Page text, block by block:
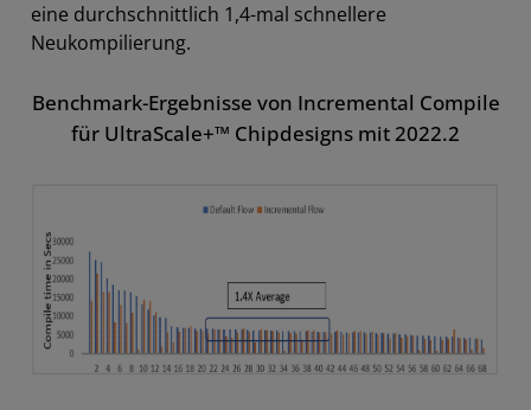
eine durchschnittlich 1,4-mal schnellere
Neukompilierung.
Benchmark-Ergebnisse von Incremental Compile
für UltraScale+™ Chipdesigns mit 2022.2